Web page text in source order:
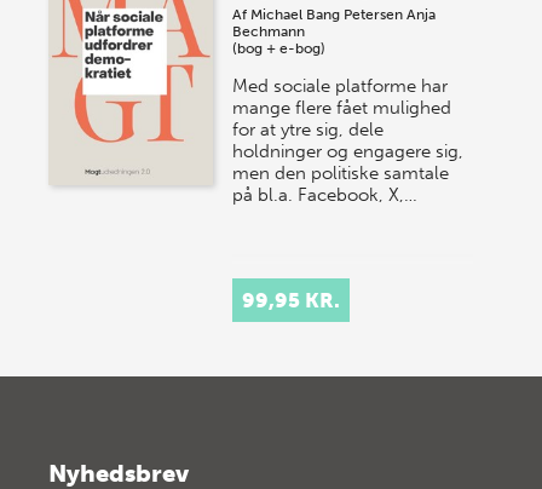
Af Michael Bang Petersen Anja
Bechmann
(bog + e-bog)
Med sociale platforme har
mange flere fået mulighed
for at ytre sig, dele
holdninger og engagere sig,
men den politiske samtale
på bl.a. Facebook, X,…
99,95 KR.
Nyhedsbrev